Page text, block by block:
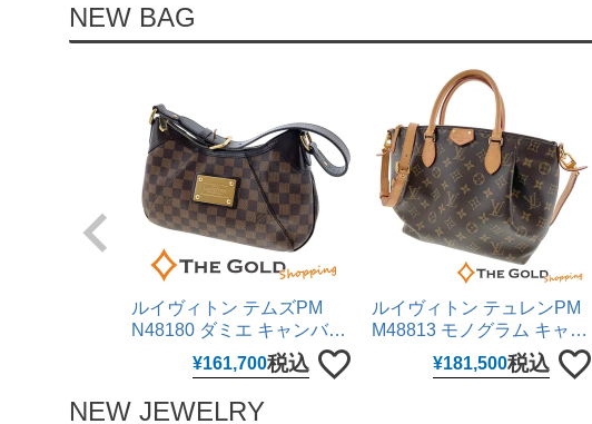
メガ 【中古】
NEW BAG
ルイヴィトン テムズPM
N48180 ダミエ キャンバス
レザー ブラウン 肩掛け ワ
ンショルダー ショルダーバ
古】
¥161,700税込
ルイヴィトン テュレンPM
M48813 モノグラム キャン
バス ブラウン 2WAY 斜め掛
け ハンドバッグ ショルダー
¥181,500税込
NEW JEWELRY